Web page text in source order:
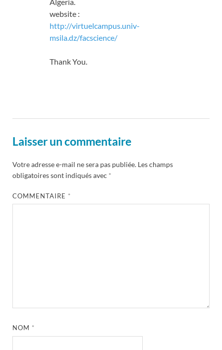
website :
http://virtuelcampus.univ-
msila.dz/facscience/
Thank You.
Laisser un commentaire
Votre adresse e-mail ne sera pas publiée. Les champs
obligatoires sont indiqués avec *
COMMENTAIRE *
NOM *